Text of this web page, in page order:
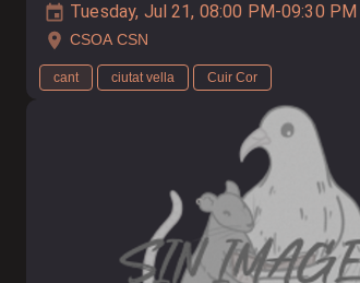
Tuesday, Jul 21, 08:00 PM-09:30 PM
CSOA CSN
cant ciutat vella Cuir Cor